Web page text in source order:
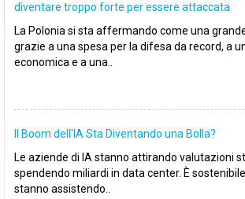
diventare troppo forte per essere attaccata
La Polonia si sta affermando come una
grazie a una spesa per la difesa da record, a
economica e a una..
Il Boom dell'IA Sta Diventando una Bolla?
Le aziende di IA stanno attirando valutazioni
spendendo miliardi in data center. È
stanno assistendo..